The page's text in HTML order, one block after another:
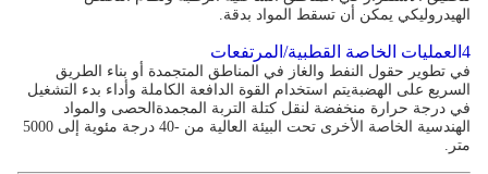
الهيدروليكي يمكن أن تسقط المواد بدقة.
4العمليات الخاصة القطبية/المرتفعات
في تطوير حقول النفط والغاز في المناطق المتجمدة أو بناء الطريق
السريع على الهضبةيتم استخدام القوة الدافعة الكاملة وأداء بدء التشغيل
في درجة حرارة منخفضة لنقل كتلة التربة المجمدةالحصى والمواد
الهندسية الخاصة الأخرى تحت البيئة العالية من -40 درجة مئوية إلى 5000
متر.